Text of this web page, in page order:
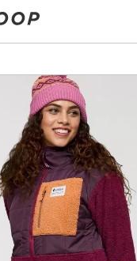
🔥 -5 % EXTRA vid